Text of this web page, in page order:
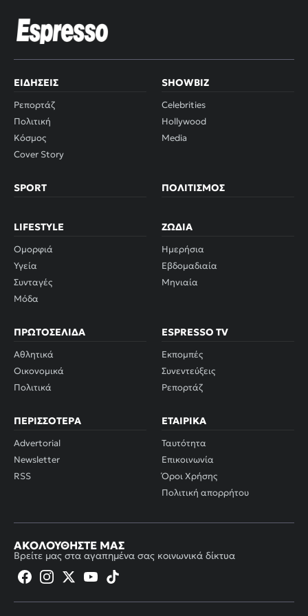
ΕΙΔΉΣΕΙΣ
Ρεπορτάζ
Πολιτική
Κόσμος
Cover Story
SHOWBIZ
Celebrities
Hollywood
Media
SPORT ΠΟΛΙΤΙΣΜΌΣ
LIFESTYLE
Ομορφιά
Υγεία
Συνταγές
Μόδα
ΖΏΔΙΑ
Ημερήσια
Εβδομαδιαία
Μηνιαία
ΠΡΩΤΟΣΈΛΙΔΑ
Αθλητικά
Οικονομικά
Πολιτικά
ESPRESSO TV
Εκπομπές
Συνεντεύξεις
Ρεπορτάζ
ΠΕΡΙΣΣΌΤΕΡΑ
Advertorial
Newsletter
RSS
ΕΤΑΙΡΙΚΆ
Ταυτότητα
Επικοινωνία
Όροι Χρήσης
Πολιτική απορρήτου
ΑΚΟΛΟΥΘΉΣΤΕ ΜΑΣ
Βρείτε μας στα αγαπημένα σας κοινωνικά δίκτυα